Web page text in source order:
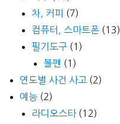
차, 커피 (7)
컴퓨터, 스마트폰 (13)
필기도구 (1)
볼펜 (1)
연도별 사건 사고 (2)
예능 (2)
라디오스타(12)